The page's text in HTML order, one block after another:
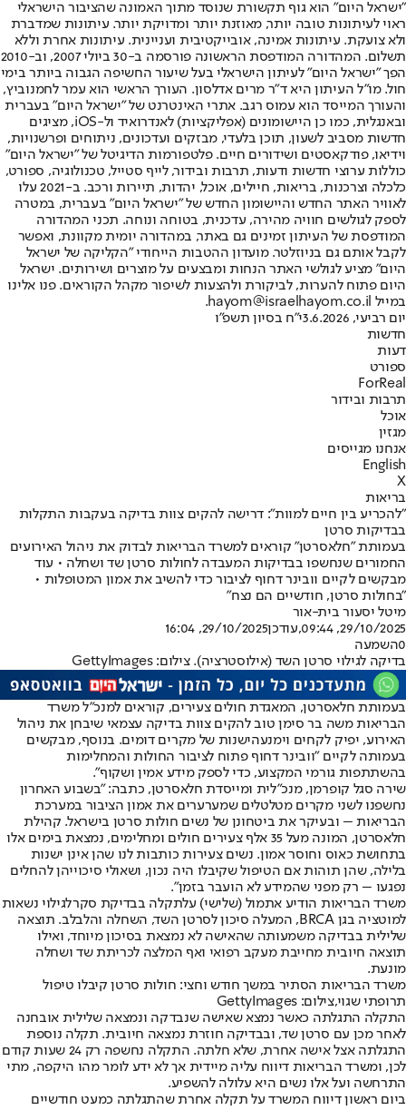
"ישראל היום" הוא גוף תקשורת שנוסד מתוך האמונה שהציבור הישראלי
ראוי לעיתונות טובה יותר, מאוזנת יותר ומדויקת יותר. עיתונות שמדברת
ולא צועקת. עיתונות אמינה, אובייקטיבית ועניינית. עיתונות אחרת וללא
תשלום. המהדורה המודפסת הראשונה פורסמה ב-30 ביולי 2007, וב-2010
הפך "ישראל היום" לעיתון הישראלי בעל שיעור החשיפה הגבוה ביותר בימי
חול. מו"ל העיתון היא ד"ר מרים אדלסון. העורך הראשי הוא עמר לחמנוביץ,
והעורך המייסד הוא עמוס רגב. אתרי האינטרנט של "ישראל היום" בעברית
ובאנגלית, כמו כן היישומונים (אפליקציות) לאנדרואיד ול-iOS, מציגים
חדשות מסביב לשעון, תוכן בלעדי, מבזקים ועדכונים, ניתוחים ופרשנויות,
וידיאו, פודקאסטים ושידורים חיים. פלטפורמות הדיגיטל של "ישראל היום"
כוללות ערוצי חדשות ודעות, תרבות ובידור, לייף סטייל, טכנולוגיה, ספורט,
כלכלה וצרכנות, בריאות, חיילים, אוכל, יהדות, תיירות ורכב. ב-2021 עלו
לאוויר האתר החדש והיישומון החדש של "ישראל היום" בעברית, במטרה
לספק לגולשים חוויה מהירה, עדכנית, בטוחה ונוחה. תכני המהדורה
המודפסת של העיתון זמינים גם באתר, במהדורה יומית מקוונת, ואפשר
לקבל אותם גם בניוזלטר. מועדון ההטבות הייחודי "הקליקה של ישראל
היום" מציע לגולשי האתר הנחות ומבצעים על מוצרים ושירותים. ישראל
היום פתוח להערות, לביקורת ולהצעות לשיפור מקהל הקוראים. פנו אלינו
במייל hayom@israelhayom.co.il.
יום רביעי, 3.6.2026
י"ח בסיון תשפ"ו
חדשות
דעות
ספורט
ForReal
תרבות ובידור
אוכל
מגזין
אנחנו מגייסים
English
X
בריאות
"להכריע בין חיים למוות": דרישה להקים צוות בדיקה בעקבות התקלות
בבדיקות סרטן
בעמותת "חלאסרטן" קוראים למשרד הבריאות לבדוק את ניהול האירועים
החמורים שנחשפו בבדיקות המעבדה לחולות סרטן שד ושחלה • עוד
מבקשים לקיים וובינר דחוף לציבור כדי להשיב את אמון המטופלות •
"בחולות סרטן, חודשיים הם נצח"
מיטל יסעור בית-אור
29/10/2025, 09:44
,עודכן29/10/2025, 16:04
0השמעה
בדיקה לגילוי סרטן השד (אילוסטרציה). צילום: GettyImages
בעמותת חלאסרטן, המאגדת חולים צעירים, קוראים למנכ"ל משרד
הבריאות משה בר סימן טוב להקים צוות בדיקה עצמאי שיבחן את ניהול
האירוע, יפיק לקחים וימנעהישנות של מקרים דומים. בנוסף, מבקשים
בעמותה לקיים "וובינר דחוף פתוח לציבור החולות והמחלימות
בהשתתפות גורמי המקצוע, כדי לספק מידע אמין ושקוף".
שירה סגל קופרמן, מנכ"לית ומייסדת חלאסרטן, כתבה: "בשבוע האחרון
נחשפנו לשני מקרים מטלטלים שמערערים את אמון הציבור במערכת
הבריאות – ובעיקר את ביטחונן של נשים חולות סרטן בישראל. קהילת
חלאסרטן, המונה מעל 35 אלף צעירים חולים ומחלימים, נמצאת בימים אלו
בתחושת כאוס וחוסר אמון. נשים צעירות כותבות לנו שהן אינן ישנות
בלילה, שהן תוהות אם הטיפול שקיבלו היה נכון, ושאולי סיכוייהן להחלים
נפגעו – רק מפני שהמידע לא הועבר בזמן".
משרד הבריאות הודיע אתמול (שלישי) עלתקלה בבדיקת סקרלגילוי נשאות
למוטציה בגן BRCA, המעלה סיכון לסרטן השד, השחלה והלבלב. תוצאה
שלילית בבדיקה משמעותה שהאישה לא נמצאת בסיכון מיוחד, ואילו
תוצאה חיובית מחייבת מעקב רפואי ואף המלצה לכריתת שד ושחלה
מונעת.
משרד הבריאות הסתיר במשך חודש וחצי: חולות סרטן קיבלו טיפול
תרופתי שגוי,צילום: GettyImages
התקלה התגלתה כאשר נמצא שאישה שנבדקה ונמצאה שלילית אובחנה
לאחר מכן עם סרטן שד, ובבדיקה חוזרת נמצאה חיובית. תקלה נוספת
התגלתה אצל אישה אחרת, שלא חלתה. התקלה נחשפה רק 24 שעות קודם
לכן, ומשרד הבריאות דיווח עליה מיידית אך לא ידע לומר מהו היקפה, מתי
התרחשה ועל אלו נשים היא עלולה להשפיע.
ביום ראשון דיווח המשרד על תקלה אחרת שהתגלתה כמעט חודשיים